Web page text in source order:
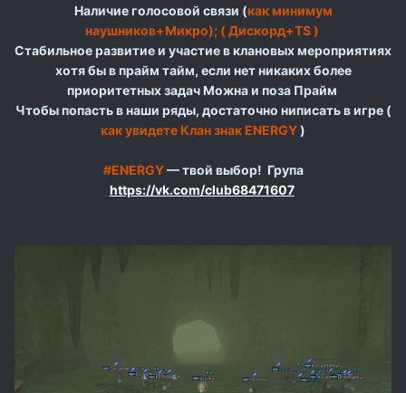
Наличие голосовой связи (как минимум
наушников+Микро); ( Дискорд+TS )
Стабильное развитие и участие в клановых мероприятиях
хотя бы в прайм тайм, если нет никаких более
приоритетных задач Можна и поза Прайм
Чтобы попасть в наши ряды, достаточно ниписать в игре (
как увидете Клан знак ENERGY)
#ENERGY— твой выбор! Група
https://vk.com/club68471607